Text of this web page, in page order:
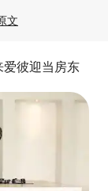
文
爱彼迎当房东